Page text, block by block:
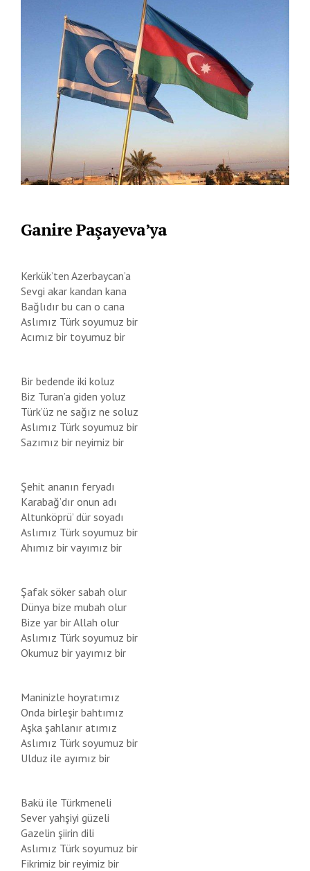
Ganire Paşayeva’ya
Kerkük’ten Azerbaycan’a
Sevgi akar kandan kana
Bağlıdır bu can o cana
Aslımız Türk soyumuz bir
Acımız bir toyumuz bir
Bir bedende iki koluz
Biz Turan’a giden yoluz
Türk’üz ne sağız ne soluz
Aslımız Türk soyumuz bir
Sazımız bir neyimiz bir
Şehit ananın feryadı
Karabağ’dır onun adı
Altunköprü’ dür soyadı
Aslımız Türk soyumuz bir
Ahımız bir vayımız bir
Şafak söker sabah olur
Dünya bize mubah olur
Bize yar bir Allah olur
Aslımız Türk soyumuz bir
Okumuz bir yayımız bir
Maninizle hoyratımız
Onda birleşir bahtımız
Aşka şahlanır atımız
Aslımız Türk soyumuz bir
Ulduz ile ayımız bir
Bakü ile Türkmeneli
Sever yahşiyi güzeli
Gazelin şiirin dili
Aslımız Türk soyumuz bir
Fikrimiz bir reyimiz bir